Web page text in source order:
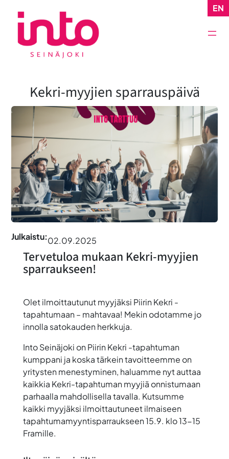
sisältöön
EN
Kekri-myyjien sparrauspäivä
Julkaistu:02.09.2025
Tervetuloa mukaan Kekri-myyjien
sparraukseen!
Olet ilmoittautunut myyjäksi Piirin Kekri -
tapahtumaan – mahtavaa! Mekin odotamme jo
innolla satokauden herkkuja.
Into Seinäjoki on Piirin Kekri -tapahtuman
kumppani ja koska tärkein tavoitteemme on
yritysten menestyminen, haluamme nyt auttaa
kaikkia Kekri-tapahtuman myyjiä onnistumaan
parhaalla mahdollisella tavalla. Kutsumme
kaikki myyjäksi ilmoittautuneet ilmaiseen
tapahtumamyyntisparraukseen 15.9. klo 13-15
Framille.